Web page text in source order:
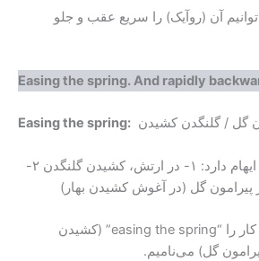
آن (روآیک) را سریع عقب و جلو
Easing the spring. And rapidly
Easing the spring: گل / گلنگدن کشیدن
ایهام دارد: ۱- در ارتش، کشیدن گلنگدن ۲-
پیرامون گل (در آغوش کشیدن بهار)
ما این کار را “easing the spring” (کشیدن
گل) می‌نامیم.